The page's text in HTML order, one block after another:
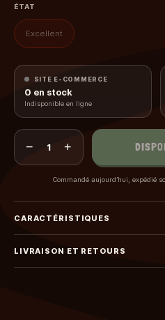
ÉTAT
Excellent
SITE E-COMMERCE
0 en stock
Indisponible en ligne
− 1 +
Commandé aujourd’hui, expédié
CARACTÉRISTIQUES
LIVRAISON ET RETOURS